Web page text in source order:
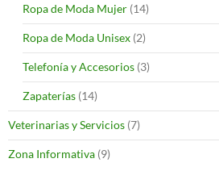
Ropa de Moda Mujer (14)
Ropa de Moda Unisex (2)
Telefonía y Accesorios (3)
Zapaterías (14)
Veterinarias y Servicios (7)
Zona Informativa (9)